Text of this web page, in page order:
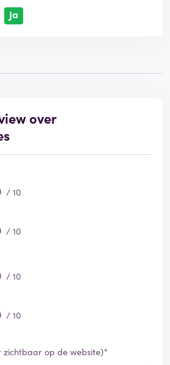
i
Ja
over
/ 10
/ 10
/ 10
/ 10
op de website)*